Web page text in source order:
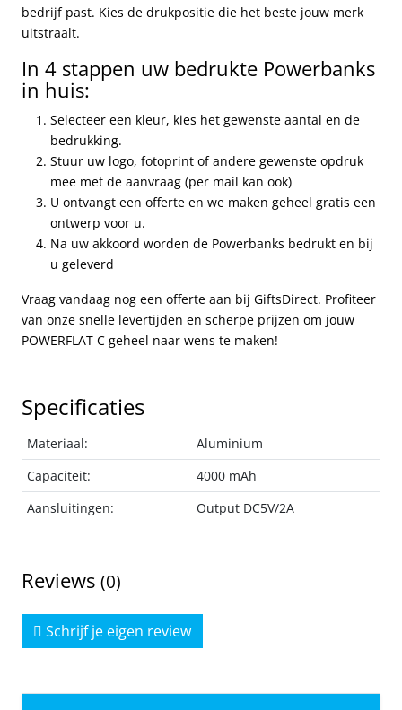
bedrijf past. Kies de drukpositie die het beste jouw merk
uitstraalt.
In 4 stappen uw bedrukte Powerbanks
in huis:
Selecteer een kleur, kies het gewenste aantal en de
bedrukking.
Stuur uw logo, fotoprint of andere gewenste opdruk
mee met de aanvraag (per mail kan ook)
U ontvangt een offerte en we maken geheel gratis een
ontwerp voor u.
Na uw akkoord worden de Powerbanks bedrukt en bij
u geleverd
Vraag vandaag nog een offerte aan bij GiftsDirect. Profiteer
van onze snelle levertijden en scherpe prijzen om jouw
POWERFLAT C geheel naar wens te maken!
Specificaties
Materiaal:
Aluminium
Capaciteit:
4000 mAh
Aansluitingen:
Output DC5V/2A
Reviews (0)
Schrijf je eigen review